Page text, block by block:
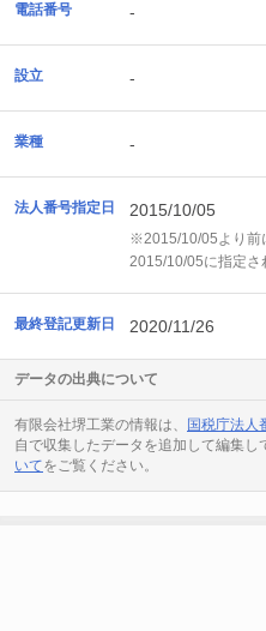
電話番号 -
設立 -
業種 -
法人番号指定日 2015/10/05
※2015/10/05より前
2015/10/05に指定さ
最終登記更新日 2020/11/26
データの出典について
有限会社堺工業の情報は、 国税庁法人
自で収集したデータを追加して編集し
いてをご覧ください。